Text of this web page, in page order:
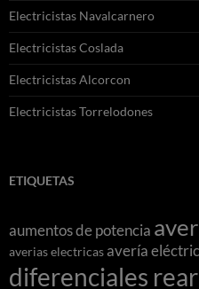
Electricistas Navalcarnero
Electricistas Coslada
Electricistas Alcorcon
Electricistas Torrelodones
ETIQUETAS
aumentos de potencia
averias electricas avería
diferenciales